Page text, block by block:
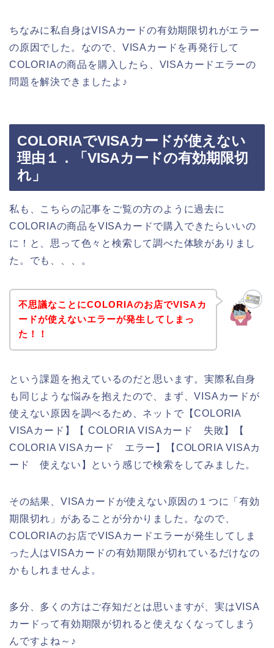
ちなみに私自身はVISAカードの有効期限切れがエラー
の原因でした。なので、VISAカードを再発行して
COLORIAの商品を購入したら、VISAカードエラーの
問題を解決できましたよ♪
COLORIAでVISAカードが使えない
理由１．「VISAカードの有効期限切
れ」
私も、こちらの記事をご覧の方のように過去に
COLORIAの商品をVISAカードで購入できたらいいの
に！と、思って色々と検索して調べた体験がありまし
た。でも、、、。
不思議なことにCOLORIAのお店でVISAカ
ードが使えないエラーが発生してしまっ
た！！
という課題を抱えているのだと思います。実際私自身
も同じような悩みを抱えたので、まず、VISAカードが
使えない原因を調べるため、ネットで【COLORIA
VISAカード】【 COLORIA VISAカード 失敗】【
COLORIA VISAカード エラー】【COLORIA VISAカ
ード 使えない】という感じで検索をしてみました。
その結果、VISAカードが使えない原因の１つに「有効
期限切れ」があることが分かりました。なので、
COLORIAのお店でVISAカードエラーが発生してしま
った人はVISAカードの有効期限が切れているだけなの
かもしれませんよ。
多分、多くの方はご存知だとは思いますが、実はVISA
カードって有効期限が切れると使えなくなってしまう
んですよね～♪